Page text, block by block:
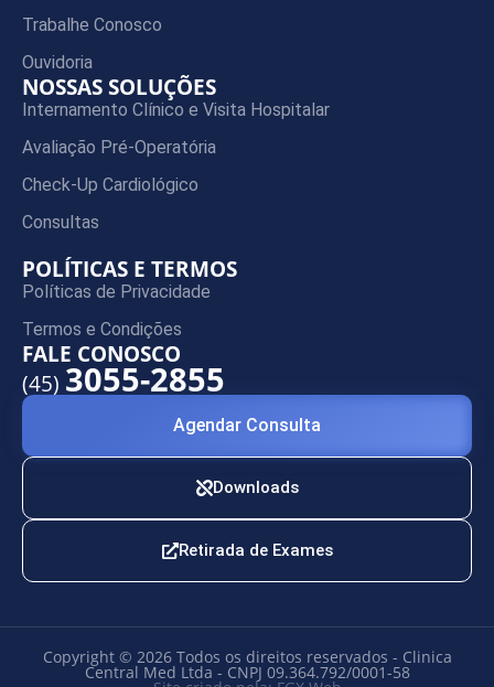
Trabalhe Conosco
Ouvidoria
NOSSAS SOLUÇÕES
Internamento Clínico e Visita Hospitalar
Avaliação Pré-Operatória
Check-Up Cardiológico
Consultas
POLÍTICAS E TERMOS
Políticas de Privacidade
Termos e Condições
FALE CONOSCO
(45) 3055-2855
Agendar Consulta
Downloads
Retirada de Exames
Copyright © 2026 Todos os direitos reservados - Clinica
Central Med Ltda - CNPJ 09.364.792/0001-58